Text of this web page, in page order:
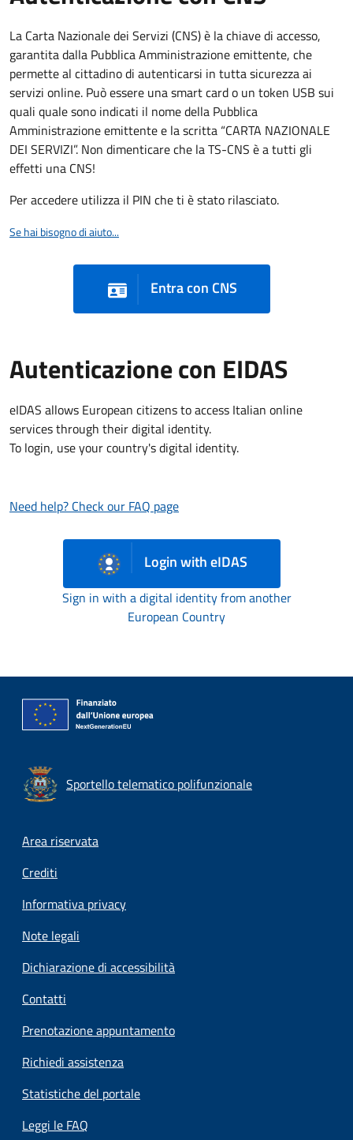
La Carta Nazionale dei Servizi (CNS) è la chiave di accesso,
garantita dalla Pubblica Amministrazione emittente, che
permette al cittadino di autenticarsi in tutta sicurezza ai
servizi online. Può essere una smart card o un token USB sui
quali quale sono indicati il nome della Pubblica
Amministrazione emittente e la scritta “CARTA NAZIONALE
DEI SERVIZI”. Non dimenticare che la TS-CNS è a tutti gli
effetti una CNS!
Per accedere utilizza il PIN che ti è stato rilasciato.
Se hai bisogno di aiuto...
Entra con CNS
Autenticazione con EIDAS
eIDAS allows European citizens to access Italian online
services through their digital identity.
To login, use your country's digital identity.
Need help? Check our FAQ page
Login with eIDAS
Sign in with a digital identity from another
European Country
Sportello telematico polifunzionale
Footer menu
Area riservata
Crediti
Informativa privacy
Note legali
Dichiarazione di accessibilità
Contatti
Prenotazione appuntamento
Richiedi assistenza
Statistiche del portale
Leggi le FAQ